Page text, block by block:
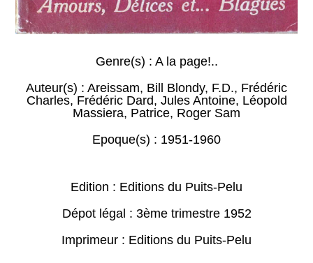
Genre(s) : A la page!..
Auteur(s) : Areissam, Bill Blondy, F.D., Frédéric
Charles, Frédéric Dard, Jules Antoine, Léopold
Massiera, Patrice, Roger Sam
Epoque(s) : 1951-1960
Edition : Editions du Puits-Pelu
Dépot légal : 3ème trimestre 1952
Imprimeur : Editions du Puits-Pelu